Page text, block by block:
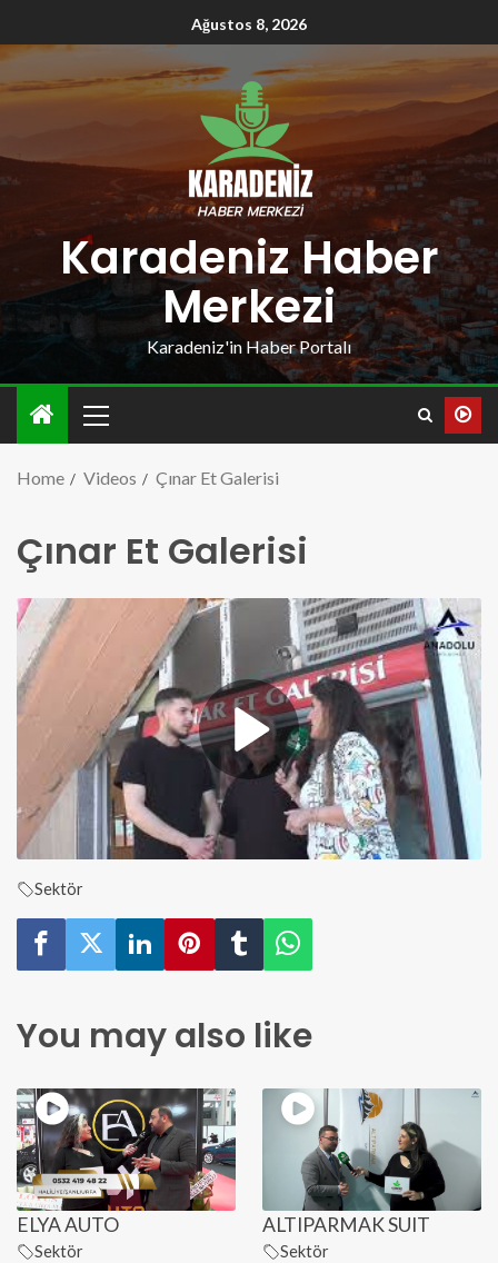
Ağustos 8, 2026
Karadeniz Haber
Merkezi
Karadeniz'in Haber Portalı
Home Videos Çınar Et Galerisi
Çınar Et Galerisi
Sektör
You may also like
ELYA AUTO
Sektör
ALTIPARMAK SUIT
Sektör